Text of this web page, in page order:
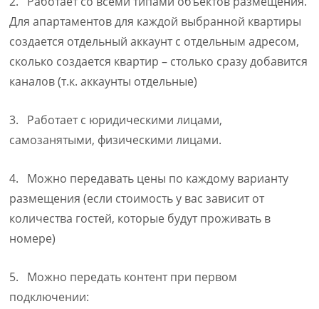
Для апартаментов для каждой выбранной квартиры
создается отдельный аккаунт с отдельным адресом,
сколько создается квартир – столько сразу добавится
каналов (т.к. аккаунты отдельные)
3. Работает с юридическими лицами,
самозанятыми, физическими лицами.
4. Можно передавать цены по каждому варианту
размещения (если стоимость у вас зависит от
количества гостей, которые будут проживать в
номере)
5. Можно передать контент при первом
подключении: